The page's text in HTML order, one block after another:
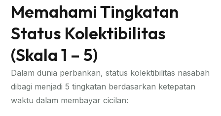
Memahami Tingkatan
Status Kolektibilitas
(Skala 1 – 5)
Dalam dunia perbankan, status kolektibilitas nasabah
dibagi menjadi 5 tingkatan berdasarkan ketepatan
waktu dalam membayar cicilan: